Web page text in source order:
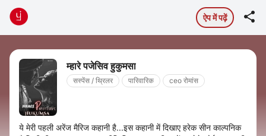
ऐप में पढ़ें 
म्हारे पजेसिव हुकुमसा
सस्पेंस / थ्रिलर पारिवारिक ceo रोमांस
ये मेरी पहली अरेंज मैरिज कहानी है...इस कहानी में दिखाए हरेक सीन काल्पनिक